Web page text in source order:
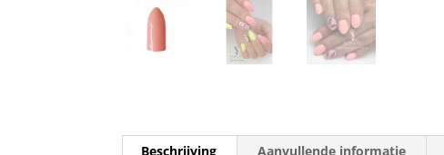
Beschrijving Aanvullende informatie